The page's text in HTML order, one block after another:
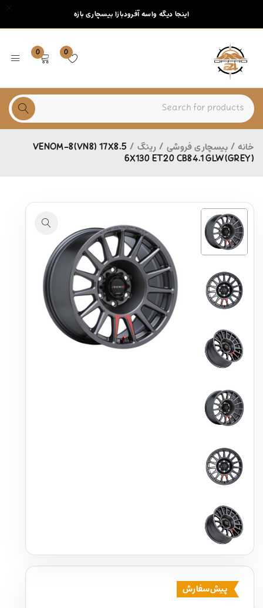
اینجا دیگه واسه آفرودبازا بیسچاری بازه
0
0
خانه / بیسچاری فروشی / رینگ /
VENOM-8(VN8) 17X8.5
6X130 ET20 CB84.1 GLW(GREY)
پیش‌سفارش